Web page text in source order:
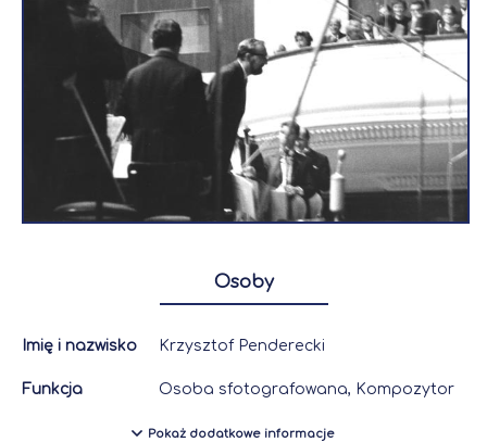
Osoby
Imię i nazwisko Krzysztof Penderecki
Funkcja Osoba sfotografowana, Kompozytor
Pokaż dodatkowe informacje